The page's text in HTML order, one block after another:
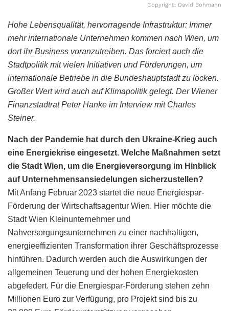
Copyright: David Bohmann
Hohe Lebensqualität, hervorragende Infrastruktur: Immer
mehr internationale Unternehmen kommen nach Wien, um
dort ihr Business voranzutreiben. Das forciert auch die
Stadtpolitik mit vielen Initiativen und Förderungen, um
internationale Betriebe in die Bundeshauptstadt zu locken.
Großer Wert wird auch auf Klimapolitik gelegt. Der Wiener
Finanzstadtrat Peter Hanke im Interview mit Charles
Steiner.
Nach der Pandemie hat durch den Ukraine-Krieg auch
eine Energiekrise eingesetzt. Welche Maßnahmen setzt
die Stadt Wien, um die Energieversorgung im Hinblick
auf Unternehmensansiedelungen sicherzustellen?
Mit Anfang Februar 2023 startet die neue Energiespar-
Förderung der Wirtschaftsagentur Wien. Hier möchte die
Stadt Wien Kleinunternehmer und
Nahversorgungsunternehmen zu einer nachhaltigen,
energieeffizienten Transformation ihrer Geschäftsprozesse
hinführen. Dadurch werden auch die Auswirkungen der
allgemeinen Teuerung und der hohen Energiekosten
abgefedert. Für die Energiespar-Förderung stehen zehn
Millionen Euro zur Verfügung, pro Projekt sind bis zu